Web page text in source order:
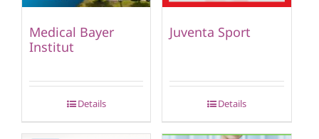
Medical Bayer
Institut
Details
Juventa Sport
Details